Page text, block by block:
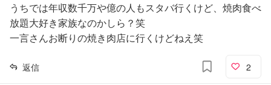
うちでは年収数千万や億の人もスタバ行くけど、焼肉食べ
放題大好き家族なのかしら？笑
一言さんお断りの焼き肉店に行くけどねえ笑
返信 2